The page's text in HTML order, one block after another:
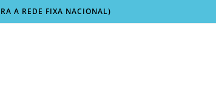
A REDE FIXA NACIONAL)